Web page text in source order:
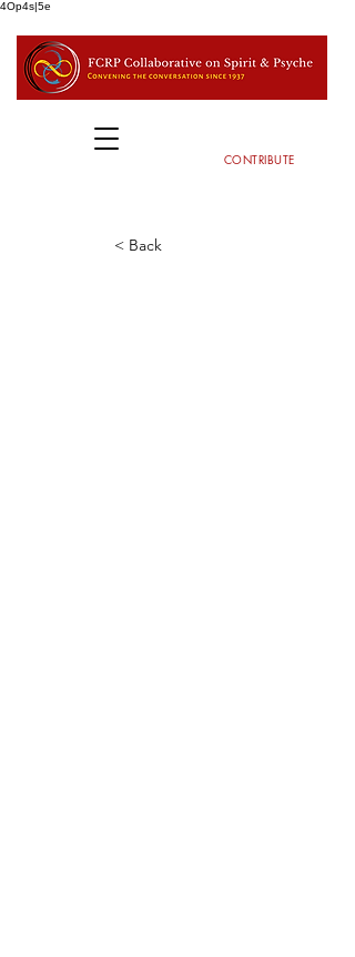
4Op4s|5e
CONTRIBUTE
< Back